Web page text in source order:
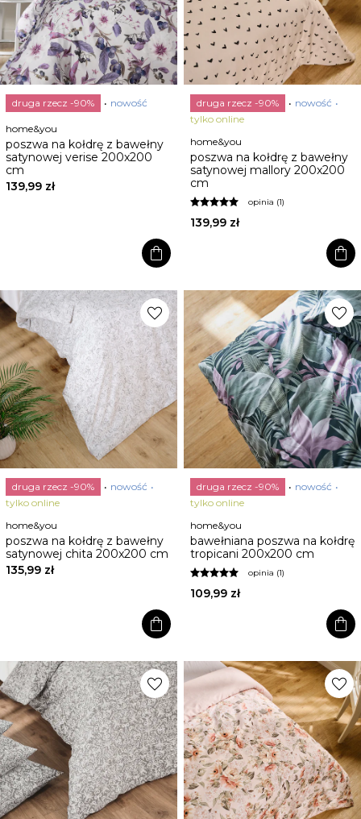
druga rzecz -90% nowość
home&you
poszwa na kołdrę z bawełny
satynowej verise 200x200
cm
139,99 zł
shopping_bag
druga rzecz -90%
nowość
tylko online
home&you
poszwa na kołdrę z bawełny
satynowej mallory 200x200
cm
opinia (1)
139,99 zł
shopping_bag
favorite
druga rzecz -90%
nowość
tylko online
home&you
poszwa na kołdrę z bawełny
satynowej chita 200x200 cm
135,99 zł
shopping_bag
favorite
druga rzecz -90%
nowość
tylko online
home&you
bawełniana poszwa na kołdrę
tropicani 200x200 cm
opinia (1)
109,99 zł
shopping_bag
favorite favorite